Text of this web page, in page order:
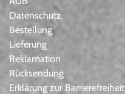
Datenschutz
Bestellung
Lieferung
Reklamation
Rücksendung
Erklärung zur Barrierefreiheit